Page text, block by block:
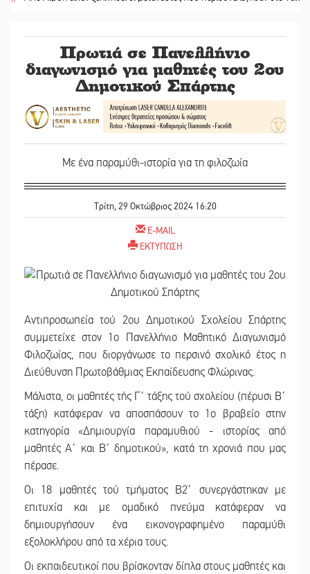
Πρωτιά σε Πανελλήνιο
διαγωνισμό για μαθητές του 2ου
Δημοτικού Σπάρτης
Με ένα παραμύθι-ιστορία για τη φιλοζωία
Τρίτη, 29 Οκτώβριος 2024 16:20
E-MAIL
ΕΚΤΥΠΩΣΗ
Αντιπροσωπεία τού 2ου Δημοτικού Σχολείου Σπάρτης
συμμετείχε στον 1ο Πανελλήνιο Μαθητικό Διαγωνισμό
Φιλοζωίας, που διοργάνωσε το περσινό σχολικό έτος η
Διεύθυνση Πρωτοβάθμιας Εκπαίδευσης Φλώρινας.
Μάλιστα, οι μαθητές τής Γ΄ τάξης τού σχολείου (πέρυσι Β΄
τάξη) κατάφεραν να αποσπάσουν το 1ο βραβείο στην
κατηγορία «Δημιουργία παραμυθιού - ιστορίας από
μαθητές Α΄ και Β΄ δημοτικού», κατά τη χρονιά που μας
πέρασε.
Οι 18 μαθητές τού τμήματος Β2΄ συνεργάστηκαν με
επιτυχία και με ομαδικό πνεύμα κατάφεραν να
δημιουργήσουν ένα εικονογραφημένο παραμύθι
εξολοκλήρου από τα χέρια τους.
Οι εκπαιδευτικοί που βρίσκονταν δίπλα στους μαθητές και